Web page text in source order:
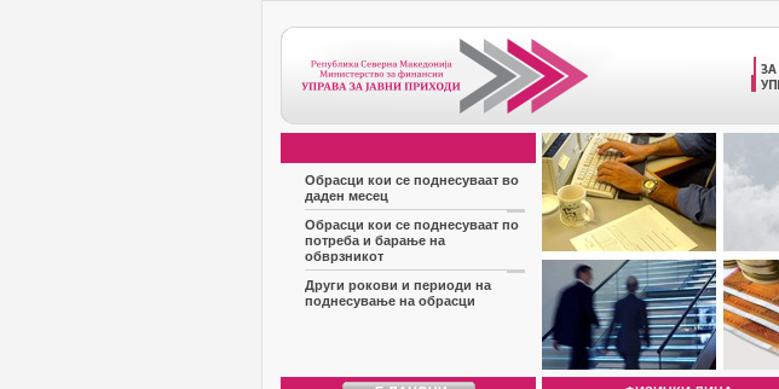
Обрасци кои се поднесуваат во
даден месец
Обрасци кои се поднесуваат по
потреба и барање на
обврзникот
Други рокови и периоди на
поднесување на обрасци